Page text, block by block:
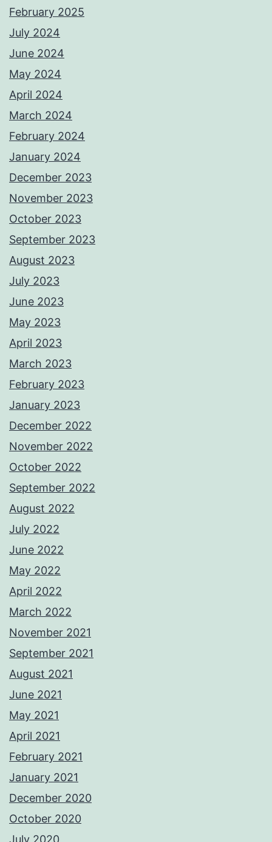
February 2025
July 2024
June 2024
May 2024
April 2024
March 2024
February 2024
January 2024
December 2023
November 2023
October 2023
September 2023
August 2023
July 2023
June 2023
May 2023
April 2023
March 2023
February 2023
January 2023
December 2022
November 2022
October 2022
September 2022
August 2022
July 2022
June 2022
May 2022
April 2022
March 2022
November 2021
September 2021
August 2021
June 2021
May 2021
April 2021
February 2021
January 2021
December 2020
October 2020